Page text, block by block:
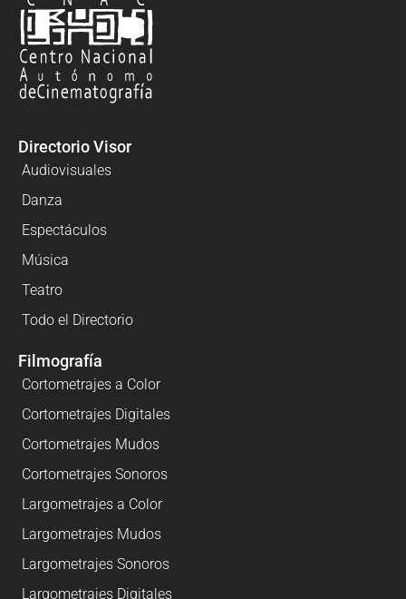
Directorio Visor
Audiovisuales
Danza
Espectáculos
Música
Teatro
Todo el Directorio
Filmografía
Cortometrajes a Color
Cortometrajes Digitales
Cortometrajes Mudos
Cortometrajes Sonoros
Largometrajes a Color
Largometrajes Mudos
Largometrajes Sonoros
Largometrajes Digitales